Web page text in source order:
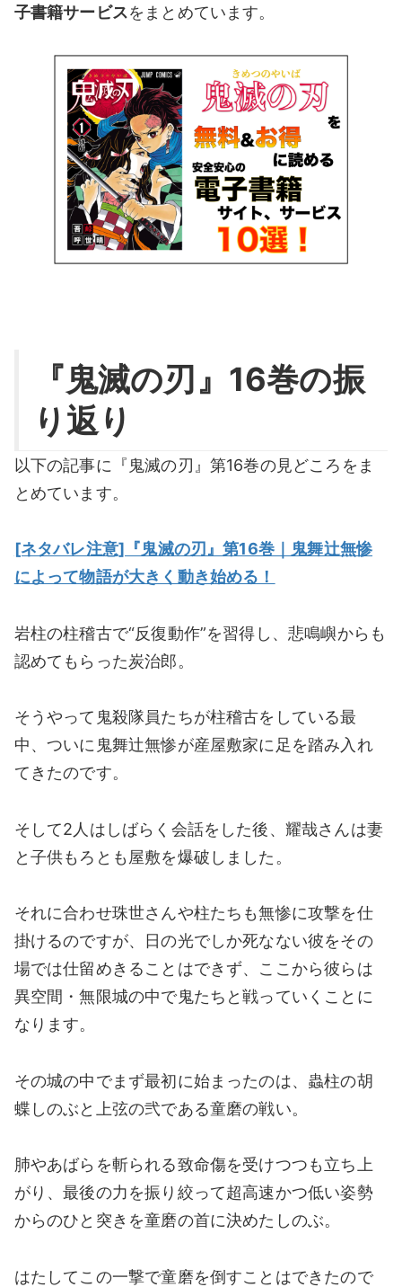
子書籍サービスをまとめています。
『鬼滅の刃』16巻の振
り返り
以下の記事に『鬼滅の刃』第16巻の見どころをま
とめています。
[ネタバレ注意]『鬼滅の刃』第16巻｜鬼舞辻無惨
によって物語が大きく動き始める！
岩柱の柱稽古で“反復動作”を習得し、悲鳴嶼からも
認めてもらった炭治郎。
そうやって鬼殺隊員たちが柱稽古をしている最
中、ついに鬼舞辻無惨が産屋敷家に足を踏み入れ
てきたのです。
そして2人はしばらく会話をした後、耀哉さんは妻
と子供もろとも屋敷を爆破しました。
それに合わせ珠世さんや柱たちも無惨に攻撃を仕
掛けるのですが、日の光でしか死なない彼をその
場では仕留めきることはできず、ここから彼らは
異空間・無限城の中で鬼たちと戦っていくことに
なります。
その城の中でまず最初に始まったのは、蟲柱の胡
蝶しのぶと上弦の弐である童磨の戦い。
肺やあばらを斬られる致命傷を受けつつも立ち上
がり、最後の力を振り絞って超高速かつ低い姿勢
からのひと突きを童磨の首に決めたしのぶ。
はたしてこの一撃で童磨を倒すことはできたので